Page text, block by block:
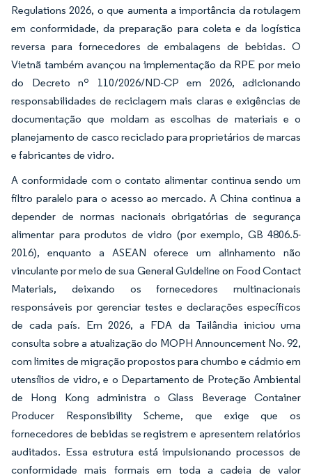
Regulations 2026, o que aumenta a importância da rotulagem
em conformidade, da preparação para coleta e da logística
reversa para fornecedores de embalagens de bebidas. O
Vietnã também avançou na implementação da RPE por meio
do Decreto nº 110/2026/ND-CP em 2026, adicionando
responsabilidades de reciclagem mais claras e exigências de
documentação que moldam as escolhas de materiais e o
planejamento de casco reciclado para proprietários de marcas
e fabricantes de vidro.
A conformidade com o contato alimentar continua sendo um
filtro paralelo para o acesso ao mercado. A China continua a
depender de normas nacionais obrigatórias de segurança
alimentar para produtos de vidro (por exemplo, GB 4806.5-
2016), enquanto a ASEAN oferece um alinhamento não
vinculante por meio de sua General Guideline on Food Contact
Materials, deixando os fornecedores multinacionais
responsáveis por gerenciar testes e declarações específicos
de cada país. Em 2026, a FDA da Tailândia iniciou uma
consulta sobre a atualização do MOPH Announcement No. 92,
com limites de migração propostos para chumbo e cádmio em
utensílios de vidro, e o Departamento de Proteção Ambiental
de Hong Kong administra o Glass Beverage Container
Producer Responsibility Scheme, que exige que os
fornecedores de bebidas se registrem e apresentem relatórios
auditados. Essa estrutura está impulsionando processos de
conformidade mais formais em toda a cadeia de valor